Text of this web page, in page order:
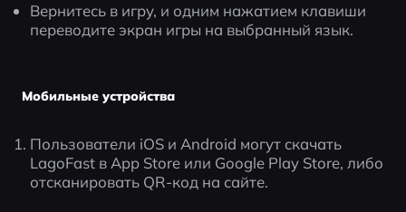
Вернитесь в игру, и одним нажатием клавиши
переводите экран игры на выбранный язык.
Мобильные устройства
Пользователи iOS и Android могут скачать
LagoFast в App Store или Google Play Store, либо
отсканировать QR-код на сайте.